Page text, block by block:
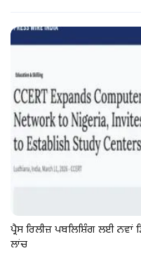
ਪ੍ਰੈਸ ਰਿਲੀਜ਼ ਪਬਲਿਸ਼ਿੰਗ ਲਈ ਨਵਾਂ
ਲਾਂਚ